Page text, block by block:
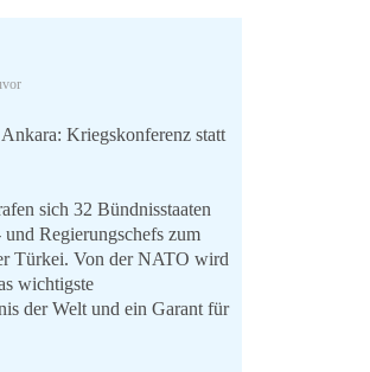
Kriegskonferenz statt
sich 32 Bündnisstaaten
und Regierungschefs zum
Türkei. Von der NATO wird
wichtigste
der Welt und ein Garant für